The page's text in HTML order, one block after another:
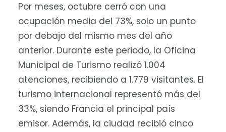
Por meses, octubre cerró con una
ocupación media del 73%, solo un punto
por debajo del mismo mes del año
anterior. Durante este periodo, la Oficina
Municipal de Turismo realizó 1.004
atenciones, recibiendo a 1.779 visitantes. El
turismo internacional representó más del
33%, siendo Francia el principal país
emisor. Además, la ciudad recibió cinco